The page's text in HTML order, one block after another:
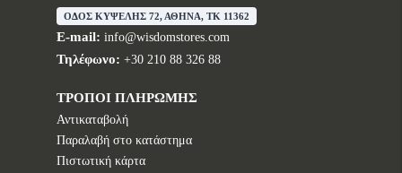
ΟΔΟΣ ΚΥΨΕΛΗΣ 72, ΑΘΗΝΑ, TK 11362
E-mail: info@wisdomstores.com
Τηλέφωνο: +30 210 88 326 88
ΤΡΟΠΟΙ ΠΛΗΡΩΜΗΣ
Αντικαταβολή
Παραλαβή στο κατάστημα
Πιστωτική κάρτα